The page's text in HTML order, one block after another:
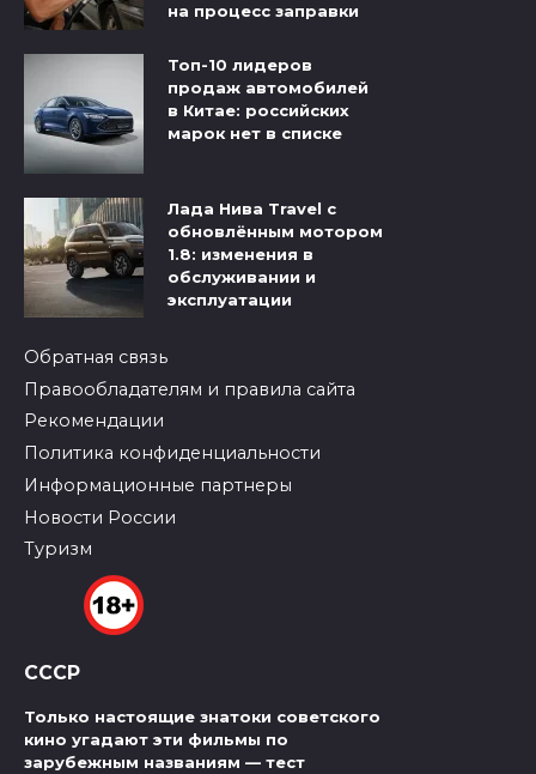
на процесс заправки
Топ-10 лидеров
продаж автомобилей
в Китае: российских
марок нет в списке
Лада Нива Travel с
обновлённым мотором
1.8: изменения в
обслуживании и
эксплуатации
Обратная связь
Правообладателям и правила сайта
Рекомендации
Политика конфиденциальности
Информационные партнеры
Новости России
Туризм
СССР
Только настоящие знатоки советского
кино угадают эти фильмы по
зарубежным названиям — тест